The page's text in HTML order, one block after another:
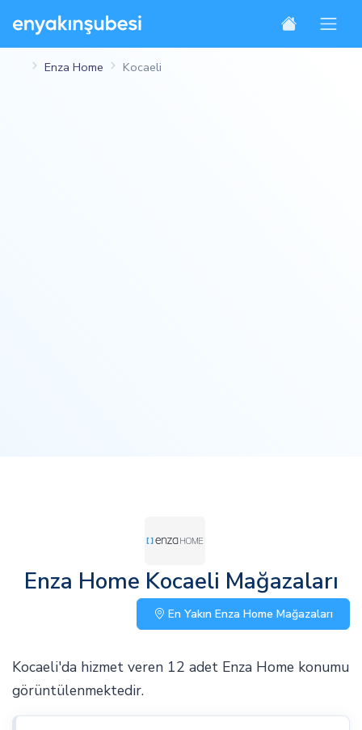
Enza Home Kocaeli
Enza Home Kocaeli Mağazaları
En Yakın Enza Home Mağazaları
Kocaeli'da hizmet veren 12 adet Enza Home konumu
görüntülenmektedir.